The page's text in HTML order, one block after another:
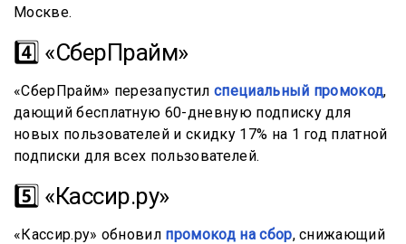
Москве.
4️⃣ «СберПрайм»
«СберПрайм» перезапустил специальный промокод,
дающий бесплатную 60-дневную подписку для
новых пользователей и скидку 17% на 1 год платной
подписки для всех пользователей.
5️⃣ «Кассир.ру»
«Кассир.ру» обновил промокод на сбор, снижающий